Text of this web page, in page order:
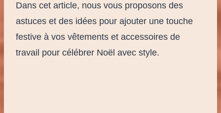
Dans cet article, nous vous proposons des
astuces et des idées pour ajouter une touche
festive à vos vêtements et accessoires de
travail pour célébrer Noël avec style.